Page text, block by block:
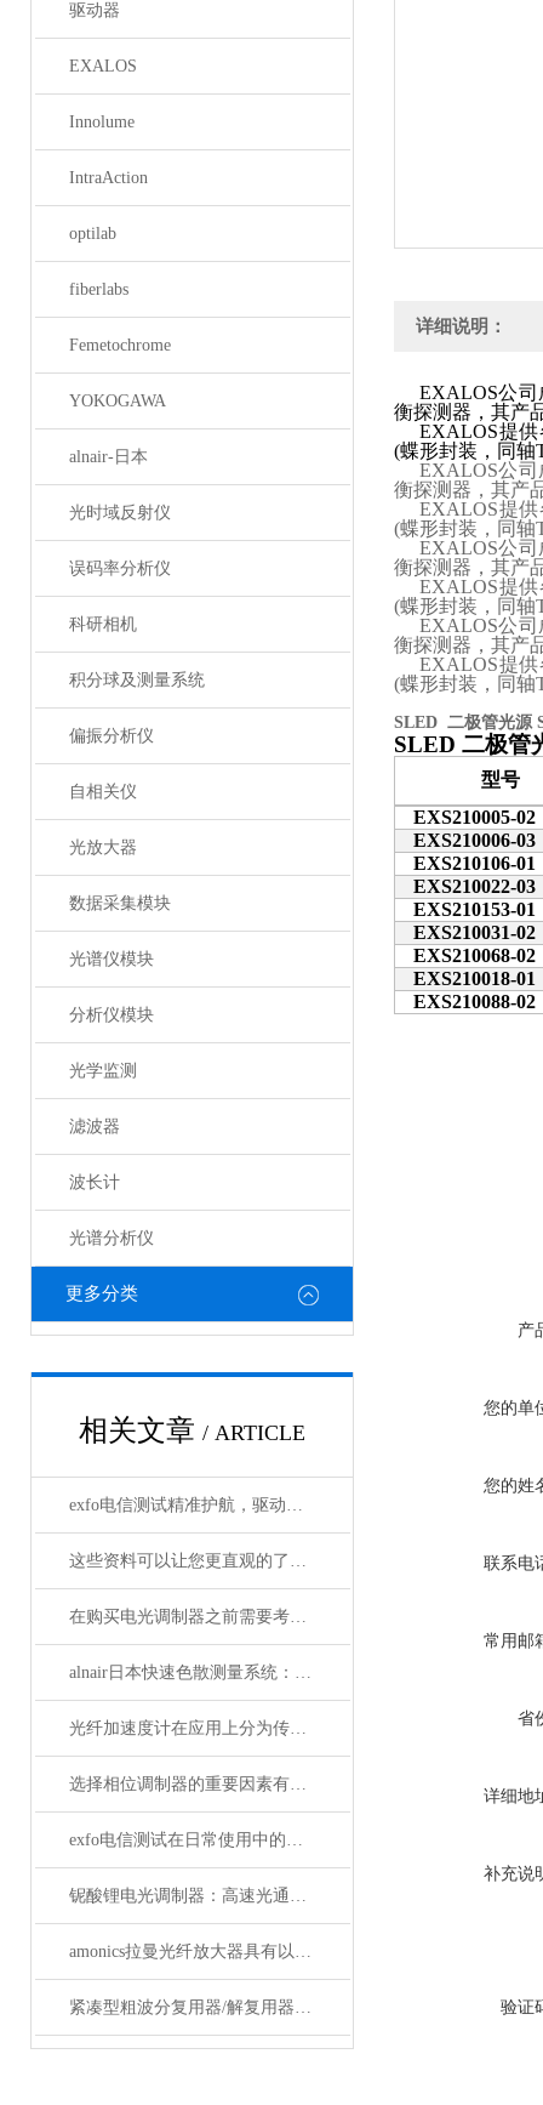
驱动器
EXALOS
Innolume
IntraAction
optilab
fiberlabs
Femetochrome
YOKOGAWA
alnair-日本
光时域反射仪
误码率分析仪
科研相机
积分球及测量系统
偏振分析仪
自相关仪
光放大器
数据采集模块
光谱仪模块
分析仪模块
光学监测
滤波器
波长计
光谱分析仪
更多分类
相关文章 / ARTICLE
exfo电信测试精准护航，驱动通信网络高质量发展
这些资料可以让您更直观的了解什么是电光调制器！
在购买电光调制器之前需要考虑许多性质
alnair日本快速色散测量系统：精准捕捉光学世界的瞬息万变
光纤加速度计在应用上分为传光型的和传感型
选择相位调制器的重要因素有哪些？你清楚吗？
exfo电信测试在日常使用中的特点
铌酸锂电光调制器：高速光通信的关键技术
amonics拉曼光纤放大器具有以下四大优点
紧凑型粗波分复用器/解复用器（双面）产品参数
详细说明：
EXALOS公司
衡探测器，其产
EXALOS提
(蝶形封装，同轴
EXALOS公司
衡探测器，其产
EXALOS提供
(蝶形封装，同轴
EXALOS公司
衡探测器，其产
EXALOS提供
(蝶形封装，同轴
EXALOS公司
衡探测器，其产
EXALOS提供
(蝶形封装，同轴
SLED 二极管光源
SLED 二极管
型号
EXS210005-02
EXS210006-03
EXS210106-01
EXS210022-03
EXS210153-01
EXS210031-02
EXS210068-02
EXS210018-01
EXS210088-02
产
您的单
您的姓
联系电
常用邮
省
详细地
补充说
验证